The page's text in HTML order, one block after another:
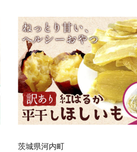
域あり】（沖縄・離島）
茨城県河内町